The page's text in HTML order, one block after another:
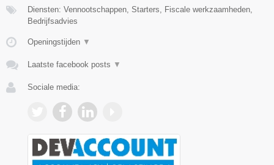
Diensten: Vennootschappen, Starters, Fiscale werkzaamheden,
Bedrijfsadvies
Openingstijden ▼
Laatste facebook posts ▼
Sociale media: